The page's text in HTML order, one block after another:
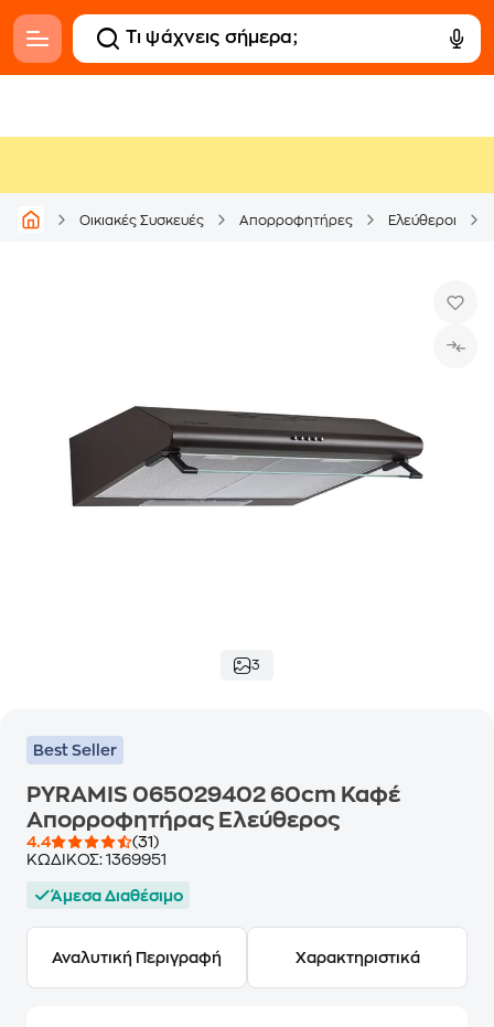
Οικιακές Συσκευές Απορροφητήρες Ελεύθεροι
3
Best Seller
PYRAMIS 065029402 60cm Καφέ
Απορροφητήρας Ελεύθερος
4.4
(31)
ΚΩΔΙΚΟΣ: 1369951
Άμεσα Διαθέσιμο
Αναλυτική Περιγραφή Χαρακτηριστικά